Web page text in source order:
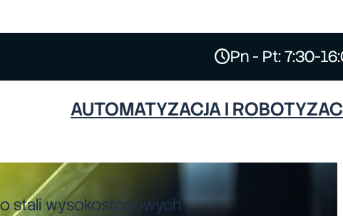
Pn - Pt: 7:30-
AUTOMATYZACJA I
ESAB
stali wysokostopowych